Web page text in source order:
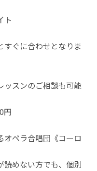
ト
すぐに合わせとなりま
ッスンのご相談も可能
円
オペラ合唱団《コーロ
読めない方でも、個別